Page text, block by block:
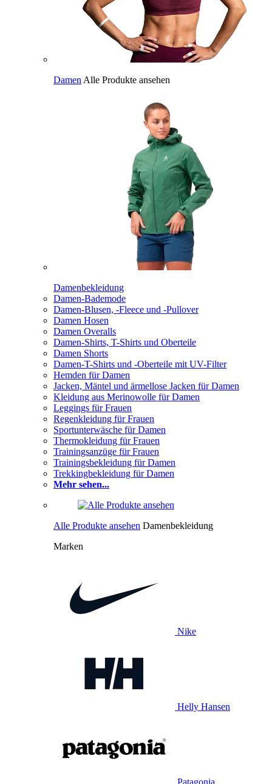
Damen Alle Produkte ansehen
Damenbekleidung
Damen-Bademode
Damen-Blusen, -Fleece und -Pullover
Damen Hosen
Damen Overalls
Damen-Shirts, T-Shirts und Oberteile
Damen Shorts
Damen-T-Shirts und -Oberteile mit UV-Filter
Hemden für Damen
Jacken, Mäntel und ärmellose Jacken für Damen
Kleidung aus Merinowolle für Damen
Leggings für Frauen
Regenkleidung für Frauen
Sportunterwäsche für Damen
Thermokleidung für Frauen
Trainingsanzüge für Frauen
Trainingsbekleidung für Damen
Trekkingbekleidung für Damen
Mehr sehen...
Alle Produkte ansehen Damenbekleidung
Marken
Nike
Helly Hansen
Patagonia